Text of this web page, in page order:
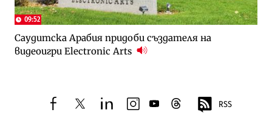
09:52
Саудитска Арабия придоби създателя на
видеоигри Electronic Arts
facebooktwitterlinkedininstagram
youtubethreads RSS